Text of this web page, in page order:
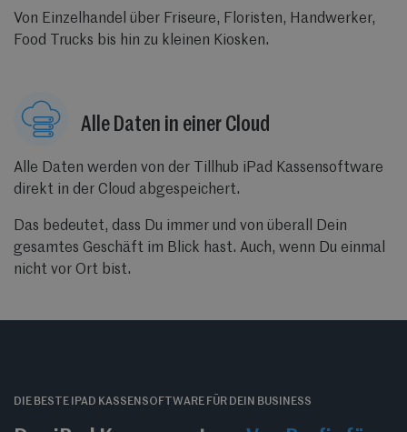
Von Einzelhandel über Friseure, Floristen, Handwerker,
Food Trucks bis hin zu kleinen Kiosken.
Alle Daten in einer Cloud
Alle Daten werden von der Tillhub iPad Kassensoftware
direkt in der Cloud abgespeichert.
Das bedeutet, dass Du immer und von überall Dein
gesamtes Geschäft im Blick hast. Auch, wenn Du einmal
nicht vor Ort bist.
DIE BESTE IPAD KASSENSOFTWARE FÜR DEIN BUSINESS